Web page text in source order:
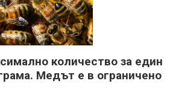
количество за един
Медът е в ограничено